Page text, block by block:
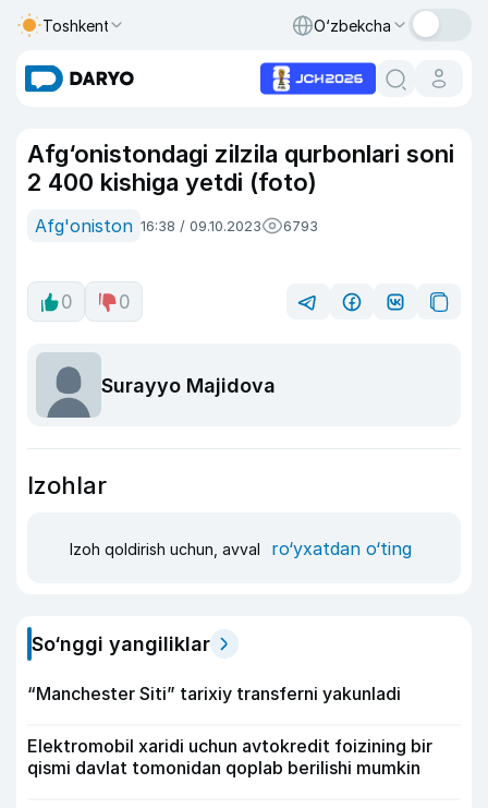
Toshkent O‘zbekcha
Afg‘onistondagi zilzila qurbonlari soni
2 400 kishiga yetdi (foto)
Afg'oniston 16:38 / 09.10.2023 6793
0 0
Surayyo Majidova
Izohlar
Izoh qoldirish uchun, avval ro‘yxatdan o‘ting
So‘nggi yangiliklar
“Manchester Siti” tarixiy transferni yakunladi
Elektromobil xaridi uchun avtokredit foizining bir
qismi davlat tomonidan qoplab berilishi mumkin